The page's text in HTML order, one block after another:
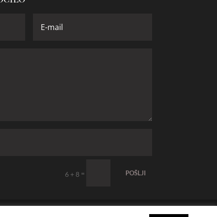
6 + 8= POŠLJI